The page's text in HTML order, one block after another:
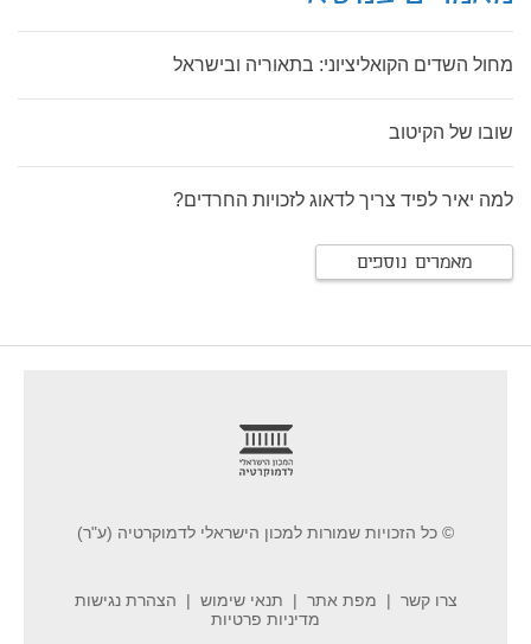
מחול השדים הקואליציוני: בתאוריה ובישראל
שובו של הקיטוב
למה יאיר לפיד צריך לדאוג לזכויות החרדים?
מאמרים נוספים
© כל הזכויות שמורות למכון הישראלי לדמוקרטיה (ע"ר)
צרו קשר מפת אתר תנאי שימוש
הצהרת נגישות
מדיניות פרטיות